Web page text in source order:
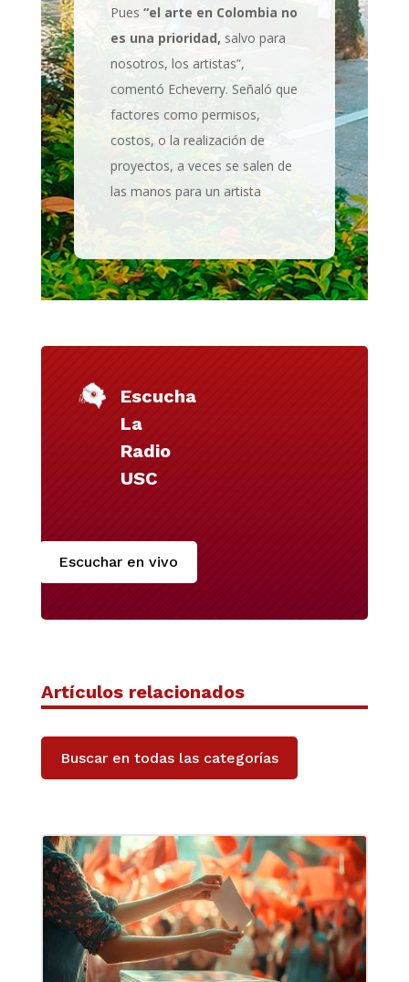
Pues “el arte en Colombia no
es una prioridad, salvo para
nosotros, los artistas”,
comentó Echeverry. Señaló que
factores como permisos,
costos, o la realización de
proyectos, a veces se salen de
las manos para un artista
Escucha
La
Radio
USC
Escuchar en vivo
Artículos relacionados
Buscar en todas las categorías